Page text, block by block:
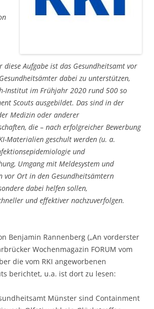
diese Aufgabe ist das Gesundheitsamt vor
dabei zu unterstützen,
Institut im Frühjahr 2020 rund 500 so
Scouts ausgebildet. Das sind in der
Medizin oder anderer
die – nach erfolgreicher Bewerbung
Materialien geschult werden (u. a.
und
Umgang mit Meldesystem und
vor Ort in den Gesundheitsämtern
dabei helfen sollen,
und effektiver nachzuverfolgen.
Benjamin Rannenberg („An vorderster
Wochenmagazin FORUM vom
die vom RKI angeworbenen
berichtet, u.a. ist dort zu lesen:
Münster sind Containment